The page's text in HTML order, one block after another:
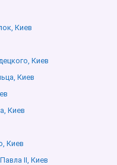
Киев
Киев
Киев
Киев
Киев
ІІ, Киев